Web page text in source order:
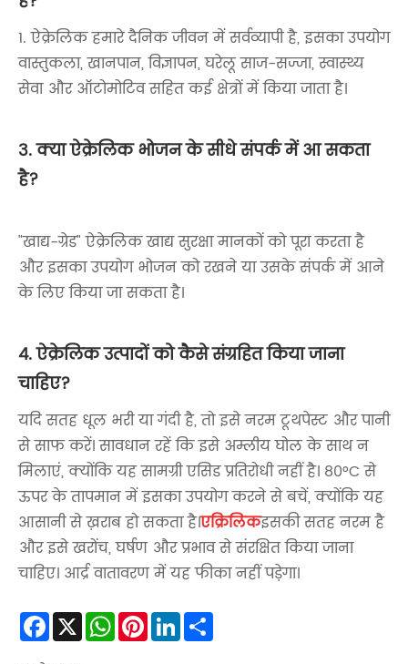
1. ऐक्रेलिक हमारे दैनिक जीवन में सर्वव्यापी है, इसका उपयोग
वास्तुकला, खानपान, विज्ञापन, घरेलू साज-सज्जा, स्वास्थ्य
सेवा और ऑटोमोटिव सहित कई क्षेत्रों में किया जाता है।
3. क्या ऐक्रेलिक भोजन के सीधे संपर्क में आ सकता
है?
"खाद्य-ग्रेड" ऐक्रेलिक खाद्य सुरक्षा मानकों को पूरा करता है
और इसका उपयोग भोजन को रखने या उसके संपर्क में आने
के लिए किया जा सकता है।
4. ऐक्रेलिक उत्पादों को कैसे संग्रहित किया जाना
चाहिए?
यदि सतह धूल भरी या गंदी है, तो इसे नरम टूथपेस्ट और पानी
से साफ करें। सावधान रहें कि इसे अम्लीय घोल के साथ न
मिलाएं, क्योंकि यह सामग्री एसिड प्रतिरोधी नहीं है। 80°C से
ऊपर के तापमान में इसका उपयोग करने से बचें, क्योंकि यह
आसानी से ख़राब हो सकता है।एक्रिलिकइसकी सतह नरम है
और इसे खरोंच, घर्षण और प्रभाव से संरक्षित किया जाना
चाहिए। आर्द्र वातावरण में यह फीका नहीं पड़ेगा।
Facebook
X WhatsApp
PinterestLinkedIn